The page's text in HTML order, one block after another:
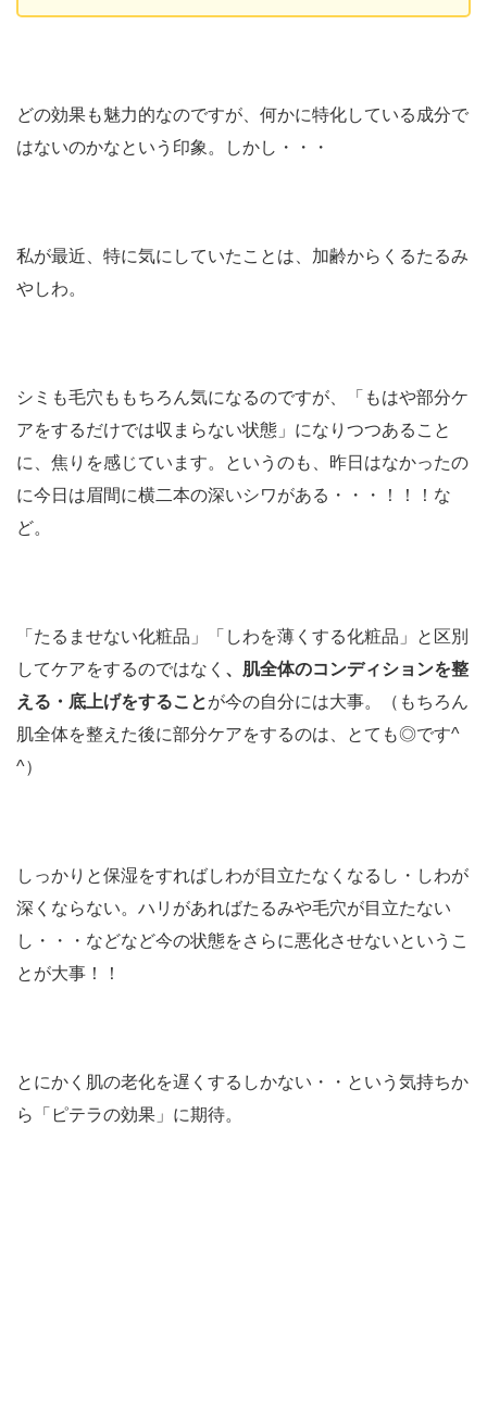
どの効果も魅力的なのですが、何かに特化している成分で
はないのかなという印象。しかし・・・
私が最近、特に気にしていたことは、加齢からくるたるみ
やしわ。
シミも毛穴ももちろん気になるのですが、「もはや部分ケ
アをするだけでは収まらない状態」になりつつあること
に、焦りを感じています。というのも、昨日はなかったの
に今日は眉間に横二本の深いシワがある・・・！！！な
ど。
「たるませない化粧品」「しわを薄くする化粧品」と区別
してケアをするのではなく 、 肌全体のコンディションを整
える・底上げをすることが今の自分には大事。（もちろん
肌全体を整えた後に部分ケアをするのは、とても◎です^
^）
しっかりと保湿をすればしわが目立たなくなるし・しわが
深くならない。ハリがあればたるみや毛穴が目立たない
し・・・などなど今の状態をさらに悪化させないというこ
とが大事！！
とにかく肌の老化を遅くするしかない・・という気持ちか
ら「ピテラの効果」に期待。